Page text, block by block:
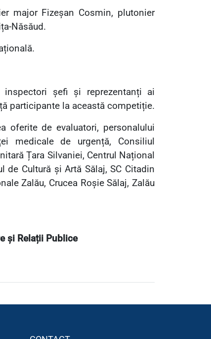
major Fizeșan Cosmin, plutonier
Năsăud.
șefi și reprezentanți ai
participante la această competiție.
oferite de evaluatori, personalului
medicale de urgență, Consiliul
Țara Silvaniei, Centrul Național
de Cultură și Artă Sălaj, SC Citadin
Zalău, Crucea Roșie Sălaj, Zalău
și Relații Publice